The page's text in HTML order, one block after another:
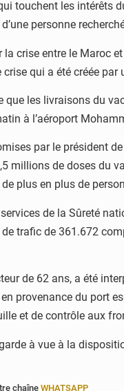
touchent les intérêts
personne
crise entre le Maroc
crise qui a été créée
que les livraisons du
à l’aéroport
par le président
millions de doses du
plus en plus de
de la Sûreté
de trafic de 361.672
de 62 ans, a été
provenance du port
et de contrôle aux
à vue à la
chaîne WHATSAPP